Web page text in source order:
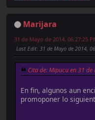
Marijara
31 de Mayo de 2014, 06:27:25
Last Edit: 31 de Mayo de 2014,
Cita de: Mipucu en 31
En fin, algunos aun
promoponer lo